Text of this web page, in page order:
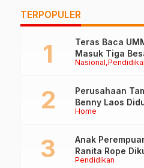
TERPOPULER
Nasional
Teras Baca
Masuk Tiga
Penilai Lakukan
Home
Perusahaan
Benny Laos
Pendidikan
Anak
Ranita Rope
Guru Besar dan